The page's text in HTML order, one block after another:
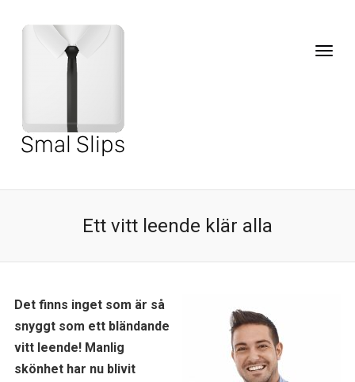
Ett vitt leende klär alla
Det finns inget som är så
snyggt som ett bländande
vitt leende! Manlig
skönhet har nu blivit